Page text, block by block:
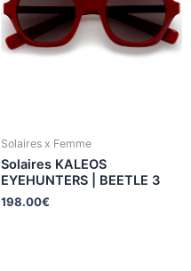
Solaires x Femme
Solaires KALEOS
EYEHUNTERS | BEETLE 3
198.00€